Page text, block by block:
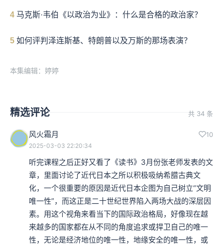
4 马克斯·韦伯《以政治为业》：什么是合格的政治家？
5 如何评判泽连斯基、特朗普以及万斯的那场表演？
本集编辑：婷婷
精选评论 共 34 条
风火霜月 10
2025-03-03 22:20:34
听完课程之后正好又看了《读书》3月份张老师发表的文
章，里面讨论了近代日本之所以积极吸纳希腊古典文
化，一个很重要的原因是近代日本企图为自己树立“文明
唯一性”，而这正是二十世纪世界陷入两场大战的深层因
素。用这个视角来看当下的国际政治格局，好像现在越
来越多的国家都在从不同的角度追求或捍卫自己的唯一
性，无论是经济地位的唯一性，地缘安全的唯一性，或